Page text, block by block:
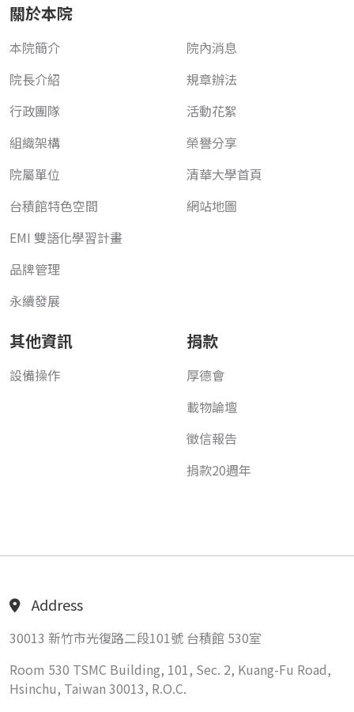
關於本院
本院簡介
院長介紹
行政團隊
組織架構
院屬單位
台積館特色空間
EMI 雙語化學習計畫
品牌管理
永續發展
院內消息
規章辦法
活動花絮
榮譽分享
清華大學首頁
網站地圖
其他資訊
設備操作
捐款
厚德會
載物論壇
徵信報告
捐款20週年
Address
30013 新竹市光復路二段101號 台積館 530室
Room 530 TSMC Building, 101, Sec. 2, Kuang-Fu Road,
Hsinchu, Taiwan 30013, R.O.C.